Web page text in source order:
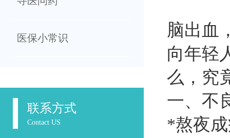
医保小常识
联系方式
Contact US
脑出血
向年轻
么，究
一、不
*熬夜